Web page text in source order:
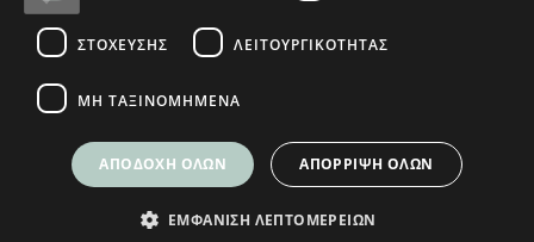
© Plikas Home 2026
ΣΤΌΧΕΥΣΗΣ ΛΕΙΤΟΥΡΓΙΚΌΤΗΤΑΣ
ΜΗ ΤΑΞΙΝΟΜΗΜΈΝΑ
ΑΠΟΔΟΧΉ ΌΛΩΝ ΑΠΌΡΡΙΨΗ ΌΛΩΝ
ΕΜΦΆΝΙΣΗ ΛΕΠΤΟΜΕΡΕΙΏΝ